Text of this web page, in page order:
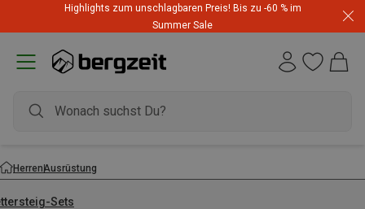
Highlights zum unschlagbaren Preis! Bis zu -60 % im
Summer Sale
HerrenAusrüstung
Sets